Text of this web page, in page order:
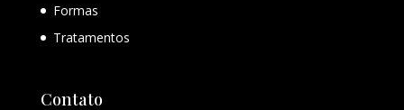
Formas
Tratamentos
Contato